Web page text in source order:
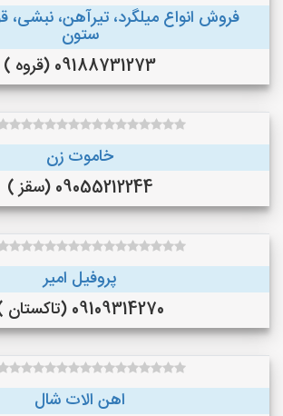
فروش انواع میلگرد، تیرآهن،
ستون
09188731273 (قروه )
خاموت زن
09055212244 (سقز )
پروفیل امیر
09109314270 (تاکستان )
اهن الات شال